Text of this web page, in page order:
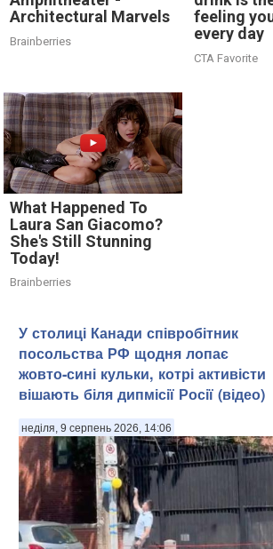
Architectural Marvels
Brainberries
feeling
every day
CTA Favorite
What Happened To
Laura San Giacomo?
She's Still Stunning
Today!
Brainberries
У столиці Канади співробітник
посольства РФ щодня лопає
жовто-сині кульки, котрі активісти
вішають біля дипмісії Росії (відео)
неділя, 9 серпень 2026, 14:06